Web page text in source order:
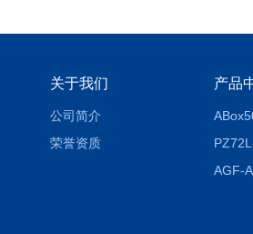
关于我们
公司简介
荣誉资质
产品